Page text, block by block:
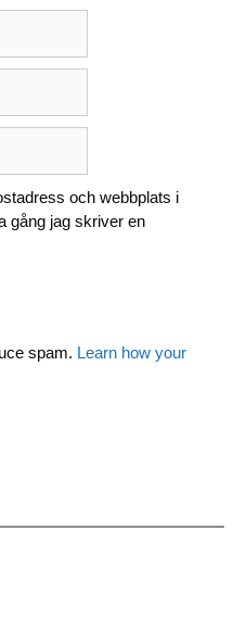
och webbplats i
gång jag skriver en
spam. Learn how your